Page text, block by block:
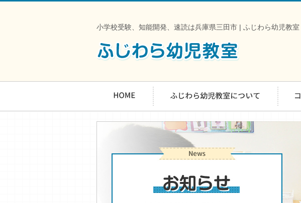
小学校受験、知能開発、速読は兵庫県三田市 | ふじわら幼児教室